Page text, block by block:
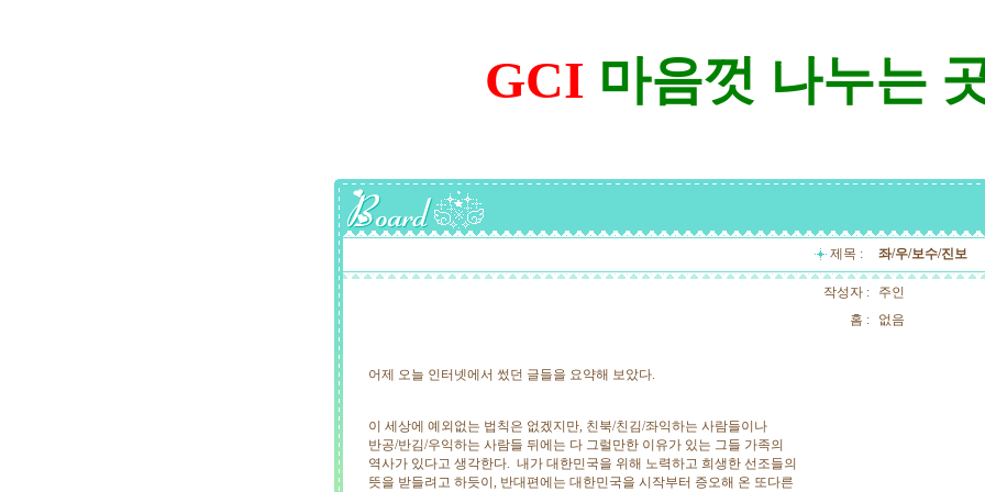
GCI 마음껏 나누는
제목 : 좌/우/보수/진보
작성자 :
주인
홈 :
없음
어제 오늘 인터넷에서 썼던 글들을 요약해 보았다.
이 세상에 예외없는 법칙은 없겠지만, 친북/친김/좌익하는 사람들이나
반공/반김/우익하는 사람들 뒤에는 다 그럴만한 이유가 있는 그들 가족의
역사가 있다고 생각한다. 내가 대한민국을 위해 노력하고 희생한 선조들의
뜻을 받들려고 하듯이, 반대편에는 대한민국을 시작부터 증오해 온 또다른